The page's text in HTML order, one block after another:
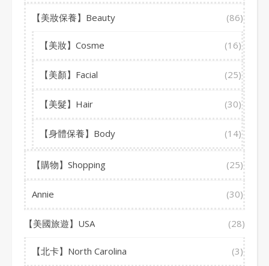
【美妝保養】Beauty (86)
【美妝】Cosme (16)
【美顏】Facial (25)
【美髮】Hair (30)
【身體保養】Body (14)
【購物】Shopping (25)
Annie (30)
【美國旅遊】USA (28)
【北卡】North Carolina (3)